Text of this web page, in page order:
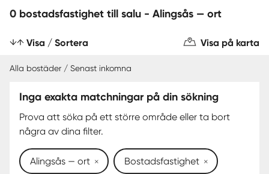
0 bostadsfastighet till salu - Alingsås — ort
Visa / Sortera Visa på karta
Alla bostäder / Senast inkomna
Inga exakta matchningar på din sökning
Prova att söka på ett större område eller ta bort
några av dina filter.
Alingsås — ort Bostadsfastighet